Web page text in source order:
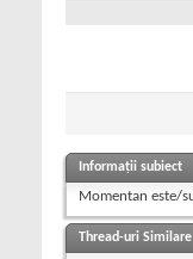
Informații subiect
Momentan este/
Thread-uri Similare